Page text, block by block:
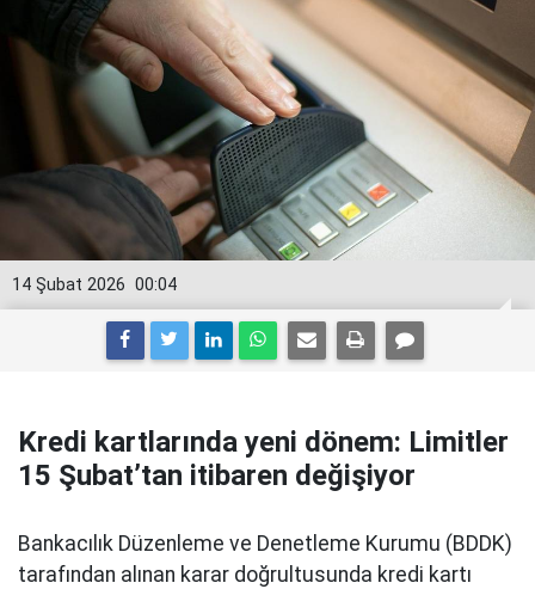
00:04
14 Şubat 2026
Kredi kartlarında yeni dönem: Limitler
15 Şubat’tan itibaren değişiyor
Bankacılık Düzenleme ve Denetleme Kurumu (BDDK)
tarafından alınan karar doğrultusunda kredi kartı